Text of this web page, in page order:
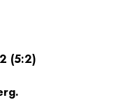
(5:2)